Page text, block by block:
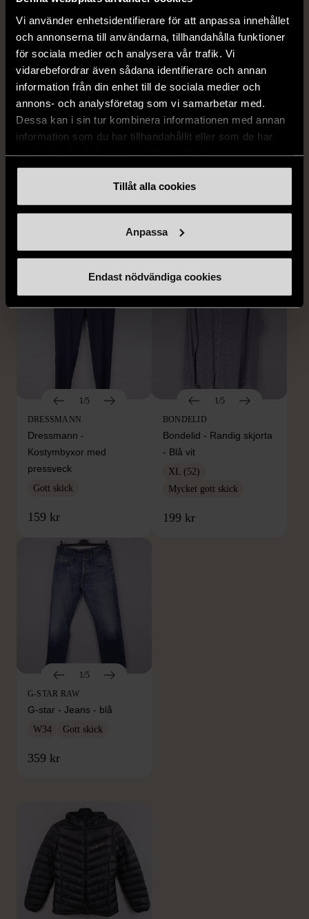
Vi använder enhetsidentifierare för att anpassa innehållet
och annonserna till användarna, tillhandahålla funktioner
för sociala medier och analysera vår trafik. Vi
vidarebefordrar även sådana identifierare och annan
information från din enhet till de sociala medier och
annons- och analysföretag som vi samarbetar med.
Dessa kan i sin tur kombinera informationen med annan
information som du har tillhandahållit eller som de har
Tillåt alla cookies
Anpassa
Endast nödvändiga cookies
1/5
XXL (54) Nytt skick
1/5
med bröstficka
Mycket gott skick
1/5
DRESSMANN
Dressmann -
Kostymbyxor med
pressveck
Gott skick
159 kr
1/5
BONDELID
Bondelid - Randig skjorta
- Blå vit
XL (52)
Mycket gott skick
199 kr
1/5
G-STAR RAW
G-star - Jeans - blå
W34 Gott skick
359 kr
FRÅN SAMMA VARUMÄRKE